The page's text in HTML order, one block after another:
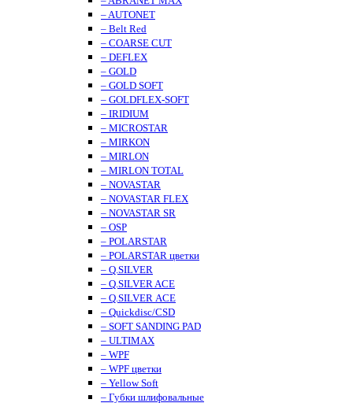
– AUTONET
– Belt Red
– COARSE CUT
– DEFLEX
– GOLD
– GOLD SOFT
– GOLDFLEX-SOFT
– IRIDIUM
– MICROSTAR
– MIRKON
– MIRLON
– MIRLON TOTAL
– NOVASTAR
– NOVASTAR FLEX
– NOVASTAR SR
– OSP
– POLARSTAR
– POLARSTAR цветки
– Q.SILVER
– Q.SILVER ACE
– Q.SILVER ACE
– Quickdisc/CSD
– SOFT SANDING PAD
– ULTIMAX
– WPF
– WPF цветки
– Yellow Soft
– Губки шлифовальные